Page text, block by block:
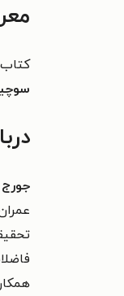
کتاب